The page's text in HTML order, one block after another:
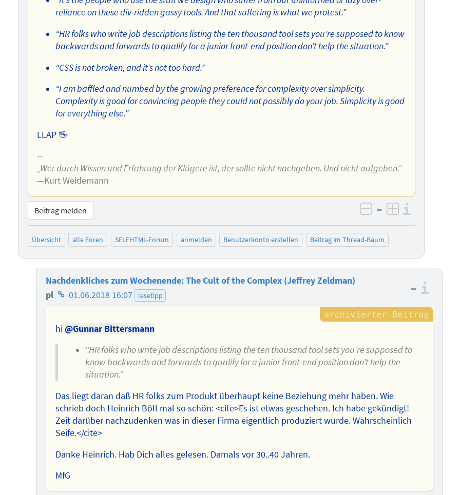
reliance on these div-ridden gassy tools. And that suffering is what we protest.”
“HR folks who write job descriptions listing the ten thousand tool sets you’re supposed to know
backwards and forwards to qualify for a junior front-end position don’t help the situation.”
“CSS is not broken, and it’s not too hard.”
“I am baffled and numbed by the growing preference for complexity over simplicity.
Complexity is good for convincing people they could not possibly do your job. Simplicity is good
for everything else.”
LLAP 🖖
--
„Wer durch Wissen und Erfahrung der Klügere ist, der sollte nicht nachgeben. Und nicht aufgeben.“
—Kurt Weidemann
Beitrag melden negativ bewerten
– positiv
Übersicht alle Foren SELFHTML-Forum anmelden Benutzerkonto erstellen Beitrag im Thread-Baum
Nachdenkliches zum Wochenende: The Cult of the Complex (Jeffrey Zeldman)
pl Homepage
des
Autors
01.06.2018 16:07 lesetipp –
hi@Gunnar Bittersmann
“HR folks who write job descriptions listing the ten thousand tool sets you’re supposed to
know backwards and forwards to qualify for a junior front-end position don’t help the
situation.”
Das liegt daran daß HR folks zum Produkt überhaupt keine Beziehung mehr haben. Wie
schrieb doch Heinrich Böll mal so schön: <cite>Es ist etwas geschehen. Ich habe gekündigt!
Zeit darüber nachzudenken was in dieser Firma eigentlich produziert wurde. Wahrscheinlich
Seife.</cite>
Danke Heinrich. Hab Dich alles gelesen. Damals vor 30..40 Jahren.
MfG